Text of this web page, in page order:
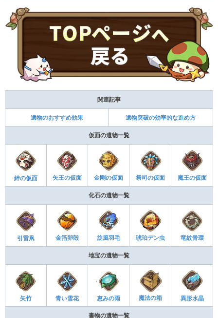
関連記事
遺物のおすすめ効果 遺物突破の効率的な進め方
仮面の遺物一覧
絆の仮面 矢王の仮面 金剛の仮面 祭司の仮面 魔王の仮面
化石の遺物一覧
引雷凧 金箔卵殻 旋風羽毛 琥珀デン虫 竜紋骨環
地宝の遺物一覧
矢竹 青い雪花 恵みの雨 魔法の箱 異形水晶
書物の遺物一覧